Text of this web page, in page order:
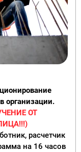
организации.
ОТ
расчетчик
на 16 часов